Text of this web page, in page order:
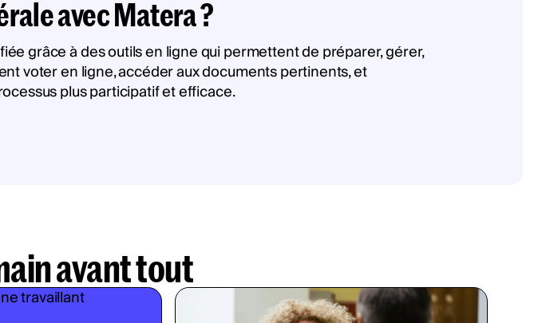
avec Matera ?
grâce à des outils en ligne qui permettent de préparer, gérer,
voter en ligne, accéder aux documents pertinents, et
plus participatif et efficace.
avant tout